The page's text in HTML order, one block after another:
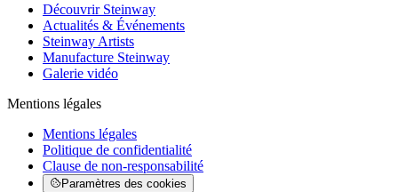
Découvrir Steinway
Actualités & Événements
Steinway Artists
Manufacture Steinway
Galerie vidéo
Mentions légales
Mentions légales
Politique de confidentialité
Clause de non-responsabilité
Paramètres des cookies